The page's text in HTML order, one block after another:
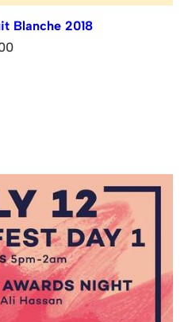
Blanche 2018